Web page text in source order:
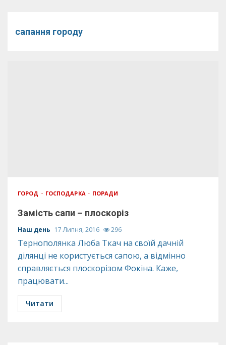
сапання городу
ГОРОД ГОСПОДАРКА ПОРАДИ
Замість сапи – плоскоріз
Наш день 17 Липня, 2016 296
Тернополянка Люба Ткач на своїй дачній
ділянці не користується сапою, а відмінно
справляється плоскорізом Фокіна. Каже,
працювати...
Читати